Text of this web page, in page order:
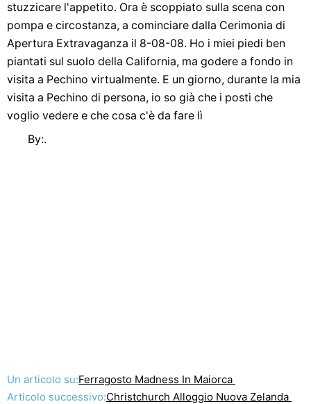
stuzzicare l'appetito. Ora è scoppiato sulla scena con
pompa e circostanza, a cominciare dalla Cerimonia di
Apertura Extravaganza il 8-08-08. Ho i miei piedi ben
piantati sul suolo della California, ma godere a fondo in
visita a Pechino virtualmente. E un giorno, durante la mia
visita a Pechino di persona, io so già che i posti che
voglio vedere e che cosa c'è da fare lì
By:.
Un articolo su:Ferragosto Madness In Maiorca
Articolo successivo:Christchurch Alloggio Nuova Zelanda